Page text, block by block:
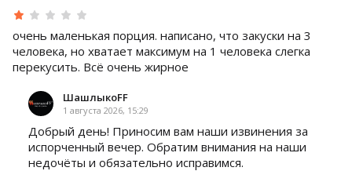
очень маленькая порция. написано, что закуски на 3
человека, но хватает максимум на 1 человека слегка
перекусить. Всё очень жирное
ШашлыкоFF
1 августа 2026, 15:29
Добрый день! Приносим вам наши извинения за
испорченный вечер. Обратим внимания на наши
недочёты и обязательно исправимся.